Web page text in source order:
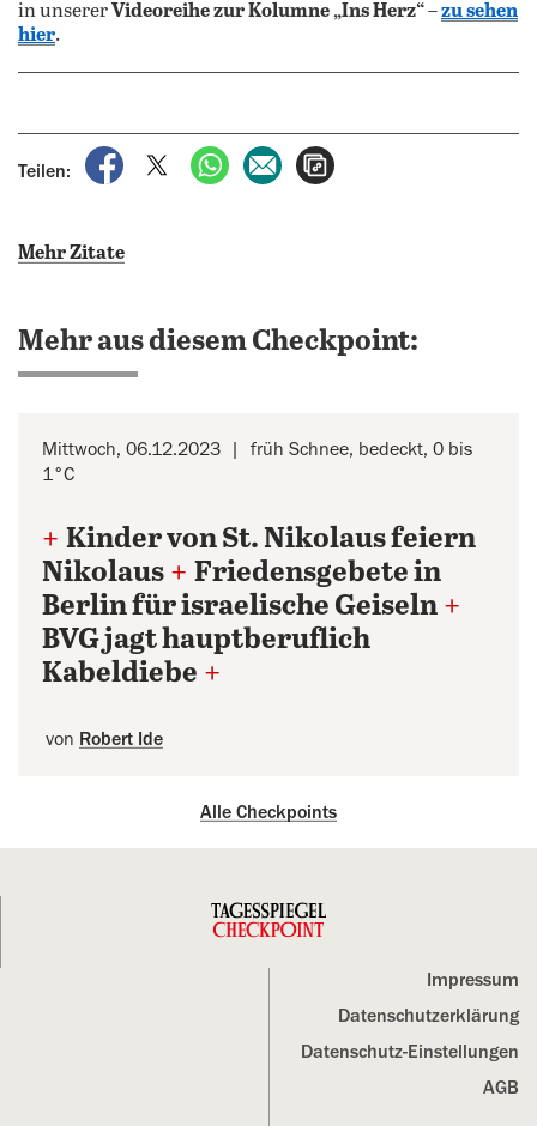
in unsererVideoreihe zur Kolumne „Ins Herz“–zu sehen
hier.
Teilen:
auf Facebook teilen
auf X teilenper WhatsApp teilen
per E-Mail teilen
Mehr Zitate
Mehr aus diesem Checkpoint:
Mittwoch, 06.12.2023
früh Schnee, bedeckt, 0 bis
1°C
+ Kinder von St. Nikolaus feiern
Nikolaus + Friedensgebete in
Berlin für israelische Geiseln +
BVG jagt hauptberuflich
Kabeldiebe +
von Robert Ide
Alle Checkpoints
Impressum
Datenschutz­erklärung
Datenschutz-Einstellungen
AGB